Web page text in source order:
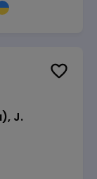
J.